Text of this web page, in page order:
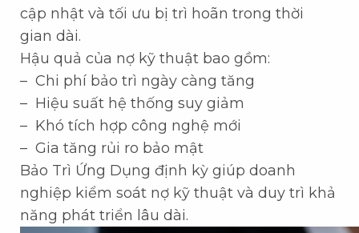
cập nhật và tối ưu bị trì hoãn trong thời
gian dài.
Hậu quả của nợ kỹ thuật bao gồm:
– Chi phí bảo trì ngày càng tăng
– Hiệu suất hệ thống suy giảm
– Khó tích hợp công nghệ mới
– Gia tăng rủi ro bảo mật
Bảo Trì Ứng Dụng định kỳ giúp doanh
nghiệp kiểm soát nợ kỹ thuật và duy trì khả
năng phát triển lâu dài.